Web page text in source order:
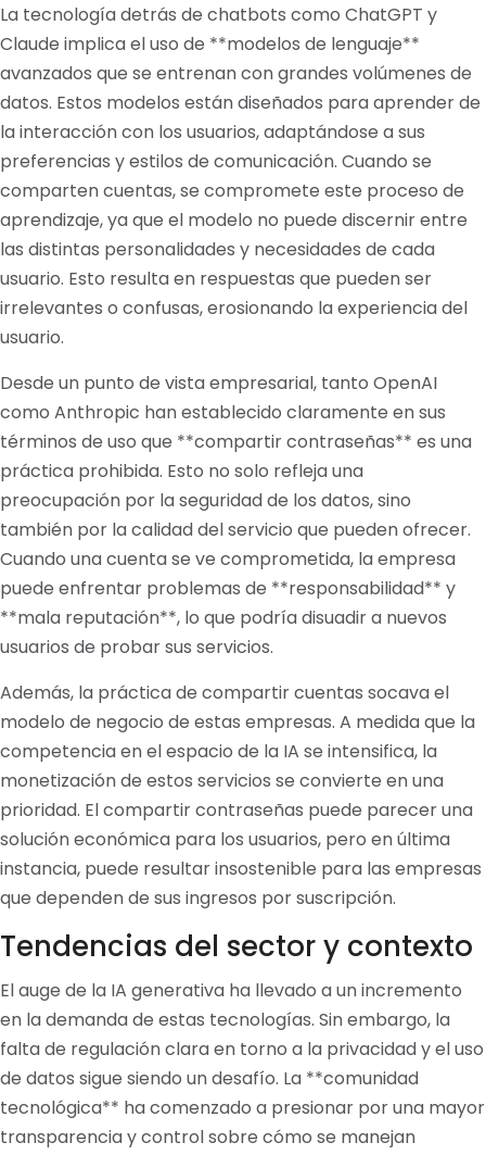
La tecnología detrás de chatbots como ChatGPT y
Claude implica el uso de **modelos de lenguaje**
avanzados que se entrenan con grandes volúmenes de
datos. Estos modelos están diseñados para aprender de
la interacción con los usuarios, adaptándose a sus
preferencias y estilos de comunicación. Cuando se
comparten cuentas, se compromete este proceso de
aprendizaje, ya que el modelo no puede discernir entre
las distintas personalidades y necesidades de cada
usuario. Esto resulta en respuestas que pueden ser
irrelevantes o confusas, erosionando la experiencia del
usuario.
Desde un punto de vista empresarial, tanto OpenAI
como Anthropic han establecido claramente en sus
términos de uso que **compartir contraseñas** es una
práctica prohibida. Esto no solo refleja una
preocupación por la seguridad de los datos, sino
también por la calidad del servicio que pueden ofrecer.
Cuando una cuenta se ve comprometida, la empresa
puede enfrentar problemas de **responsabilidad** y
**mala reputación**, lo que podría disuadir a nuevos
usuarios de probar sus servicios.
Además, la práctica de compartir cuentas socava el
modelo de negocio de estas empresas. A medida que la
competencia en el espacio de la IA se intensifica, la
monetización de estos servicios se convierte en una
prioridad. El compartir contraseñas puede parecer una
solución económica para los usuarios, pero en última
instancia, puede resultar insostenible para las empresas
que dependen de sus ingresos por suscripción.
Tendencias del sector y contexto
El auge de la IA generativa ha llevado a un incremento
en la demanda de estas tecnologías. Sin embargo, la
falta de regulación clara en torno a la privacidad y el uso
de datos sigue siendo un desafío. La **comunidad
tecnológica** ha comenzado a presionar por una mayor
transparencia y control sobre cómo se manejan